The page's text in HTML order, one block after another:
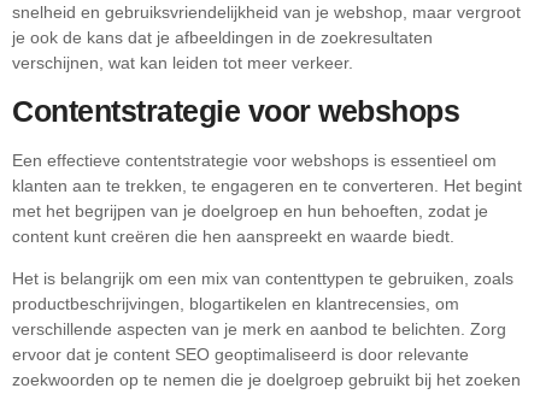
snelheid en gebruiksvriendelijkheid van je webshop, maar vergroot
je ook de kans dat je afbeeldingen in de zoekresultaten
verschijnen, wat kan leiden tot meer verkeer.
Contentstrategie voor webshops
Een effectieve contentstrategie voor webshops is essentieel om
klanten aan te trekken, te engageren en te converteren. Het begint
met het begrijpen van je doelgroep en hun behoeften, zodat je
content kunt creëren die hen aanspreekt en waarde biedt.
Het is belangrijk om een mix van contenttypen te gebruiken, zoals
productbeschrijvingen, blogartikelen en klantrecensies, om
verschillende aspecten van je merk en aanbod te belichten. Zorg
ervoor dat je content SEO geoptimaliseerd is door relevante
zoekwoorden op te nemen die je doelgroep gebruikt bij het zoeken